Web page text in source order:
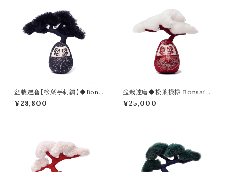
盆栽達磨【松葉手刺繍】◆Bons
ai Daruma-sashiko
¥28,800
盆栽達磨◆松葉模様 Bonsai D
aruma
¥25,000